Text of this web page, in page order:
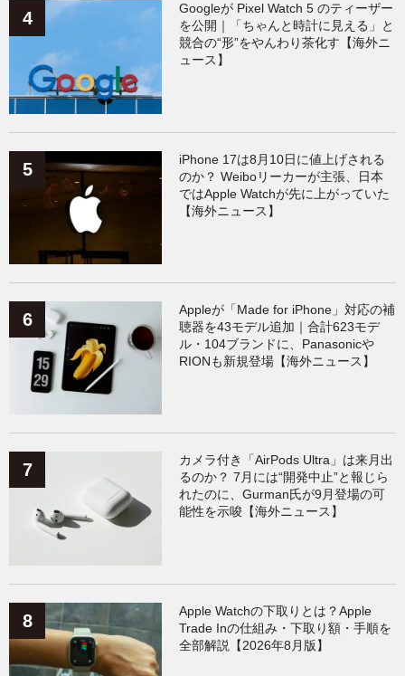
Googleが Pixel Watch 5 のティーザー
を公開｜「ちゃんと時計に見える」と
競合の“形”をやんわり茶化す【海外ニ
ュース】
iPhone 17は8月10日に値上げされる
のか？ Weiboリーカーが主張、日本
ではApple Watchが先に上がっていた
【海外ニュース】
Appleが「Made for iPhone」対応の補
聴器を43モデル追加｜合計623モデ
ル・104ブランドに、Panasonicや
RIONも新規登場【海外ニュース】
カメラ付き「AirPods Ultra」は来月出
るのか？ 7月には“開発中止”と報じら
れたのに、Gurman氏が9月登場の可
能性を示唆【海外ニュース】
Apple Watchの下取りとは？Apple
Trade Inの仕組み・下取り額・手順を
全部解説【2026年8月版】